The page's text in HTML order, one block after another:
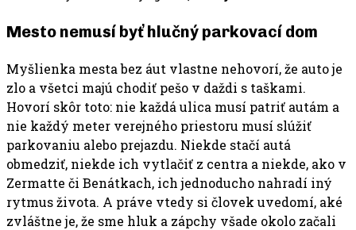
Mesto nemusí byť hlučný parkovací dom
Myšlienka mesta bez áut vlastne nehovorí, že auto je
zlo a všetci majú chodiť pešo v daždi s taškami.
Hovorí skôr toto: nie každá ulica musí patriť autám a
nie každý meter verejného priestoru musí slúžiť
parkovaniu alebo prejazdu. Niekde stačí autá
obmedziť, niekde ich vytlačiť z centra a niekde, ako v
Zermatte či Benátkach, ich jednoducho nahradí iný
rytmus života. A práve vtedy si človek uvedomí, aké
zvláštne je, že sme hluk a zápchy všade okolo začali